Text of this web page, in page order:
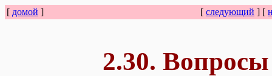
[ домой ] [ следующий ] [
2.30.